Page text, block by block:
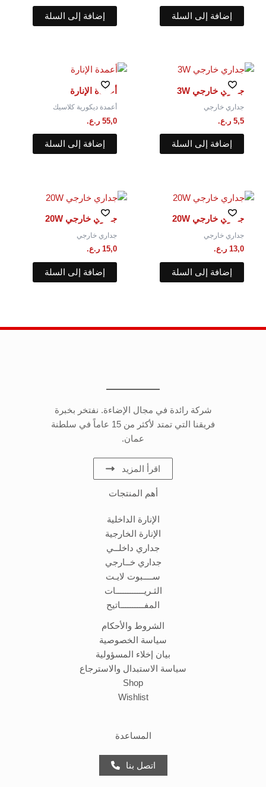
إضافة إلى السلة إضافة إلى السلة
جداري خارجي 3W
جداري خارجي
5,5 ر.ع.
إضافة إلى السلة
أعمدة الإنارة
أعمدة ديكورية كلاسيك
55,0 ر.ع.
إضافة إلى السلة
جداري خارجي 20W
جداري خارجي
13,0 ر.ع.
إضافة إلى السلة
جداري خارجي 20W
جداري خارجي
15,0 ر.ع.
إضافة إلى السلة
شركة رائدة في مجال الإضاءة. نفتخر بخبرة
فريقنا التي تمتد لأكثر من 15 عاماً في سلطنة
عمان.
اقرأ المزيد
أهم المنتجات
الإنارة الداخلية
الإنارة الخارجية
جداري داخلــي
جداري خــارجي
ســــبوت لايـت
الثـريــــــــــــات
المفــــــــــاتيح
الشروط والأحكام
سياسة الخصوصية
بيان إخلاء المسؤولية
سياسة الاستبدال والاسترجاع
Shop
Wishlist
المساعدة
اتصل بنا